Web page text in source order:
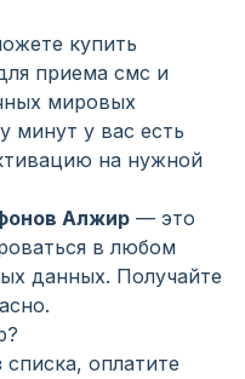
купить
приема смс и
мировых
минут у вас есть
на нужной
Алжир — это
в любом
данных. Получайте
оплатите